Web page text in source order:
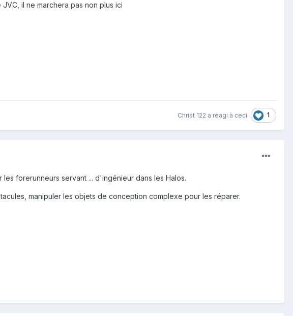
il ne marchera pas non plus ici
Christ 122 a réagi à ceci 1
forerunneurs servant ... d'ingénieur dans les Halos.
manipuler les objets de conception complexe pour les réparer.